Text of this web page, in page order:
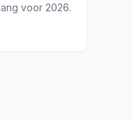
voor 2026.